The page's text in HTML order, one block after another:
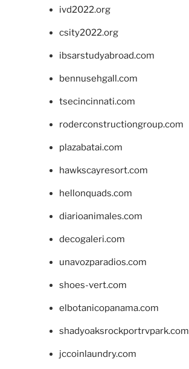
ivd2022.org
csity2022.org
ibsarstudyabroad.com
bennusehgall.com
tsecincinnati.com
roderconstructiongroup.com
plazabatai.com
hawkscayresort.com
hellonquads.com
diarioanimales.com
decogaleri.com
unavozparadios.com
shoes-vert.com
elbotanicopanama.com
shadyoaksrockportrvpark.com
jccoinlaundry.com